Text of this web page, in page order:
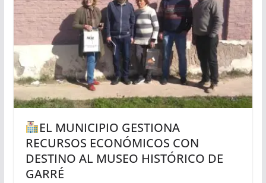
EL MUNICIPIO GESTIONA
RECURSOS ECONÓMICOS CON
DESTINO AL MUSEO HISTÓRICO DE
GARRÉ